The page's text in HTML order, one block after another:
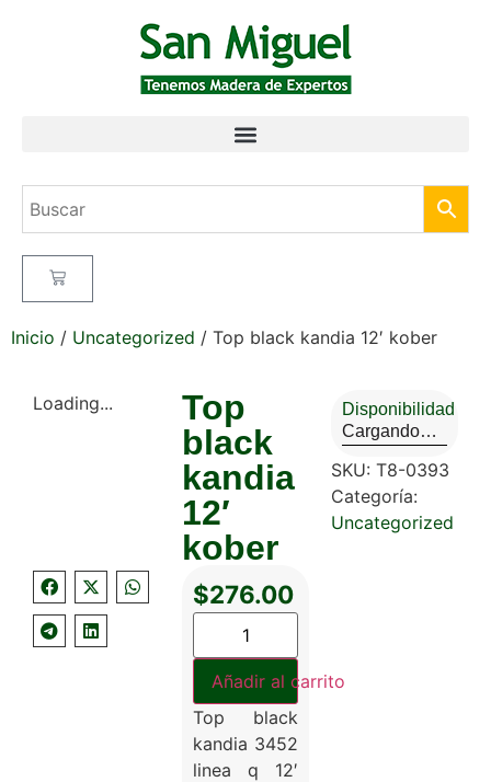
Inicio / Uncategorized / Top black kandia 12′ kober
Loading...
Top
black
kandia
12′
kober
$276.00
Añadir al carrito
Top black
kandia 3452
linea q 12′
Disponibilidad
Cargando…
SKU: T8-0393
Categoría:
Uncategorized